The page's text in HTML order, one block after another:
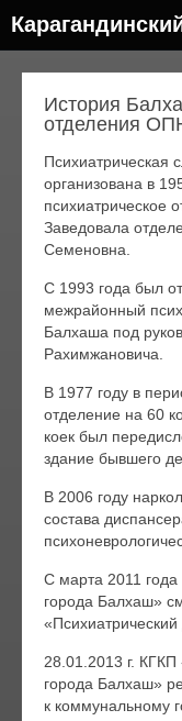
История
отделения
Психиатрическая
организована в
психиатрическое
Заведовала
Семеновна.
С 1993 года был
межрайонный
Балхаша под
Рахимжановича.
В 1977 году в
отделение на 60
коек был
здание бывшего
В 2006 году
состава
С марта 2011
города Балхаш»
28.01.2013 г. КГКП
города Балхаш»
к коммунальному